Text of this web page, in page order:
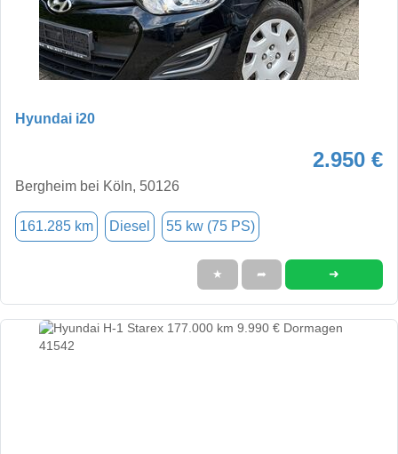
Hyundai i20
2.950 €
Bergheim bei Köln, 50126
161.285 km Diesel 55 kw (75 PS)
★ ➦ ➜